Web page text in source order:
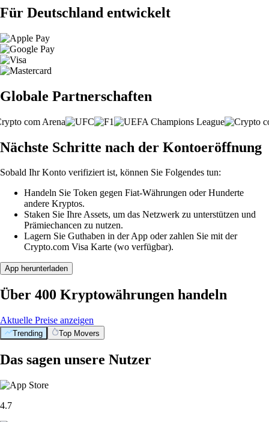
Für Deutschland entwickelt
Globale Partnerschaften
Nächste Schritte nach der Kontoeröffnung
Sobald Ihr Konto verifiziert ist, können Sie Folgendes tun:
Handeln Sie Token gegen Fiat-Währungen oder Hunderte
andere Kryptos.
Staken Sie Ihre Assets, um das Netzwerk zu unterstützen und
Prämiechancen zu nutzen.
Lagern Sie Guthaben in der App oder zahlen Sie mit der
Crypto.com Visa Karte (wo verfügbar).
App herunterladen
Über 400 Kryptowährungen handeln
Aktuelle Preise anzeigen
Trending Top Movers
Das sagen unsere Nutzer
4.7